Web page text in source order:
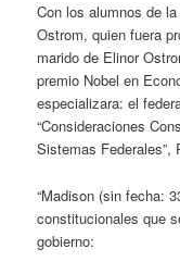
Con los alumnos de
Ostrom, quien fuera
marido de Elinor
premio Nobel en
especializara: el
“Consideraciones
Sistemas Federales”,
“Madison (sin fecha:
constitucionales que
gobierno: